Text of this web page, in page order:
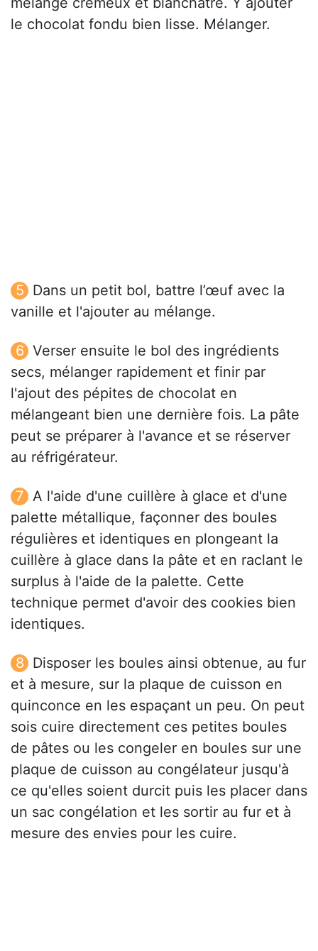
le chocolat fondu bien lisse. Mélanger.
Dans un petit bol, battre l’œuf avec la
vanille et l'ajouter au mélange.
Verser ensuite le bol des ingrédients
secs, mélanger rapidement et finir par
l'ajout des pépites de chocolat en
mélangeant bien une dernière fois. La pâte
peut se préparer à l'avance et se réserver
au réfrigérateur.
A l'aide d'une cuillère à glace et d'une
palette métallique, façonner des boules
régulières et identiques en plongeant la
cuillère à glace dans la pâte et en raclant le
surplus à l'aide de la palette. Cette
technique permet d'avoir des cookies bien
identiques.
Disposer les boules ainsi obtenue, au fur
et à mesure, sur la plaque de cuisson en
quinconce en les espaçant un peu. On peut
sois cuire directement ces petites boules
de pâtes ou les congeler en boules sur une
plaque de cuisson au congélateur jusqu'à
ce qu'elles soient durcit puis les placer dans
un sac congélation et les sortir au fur et à
mesure des envies pour les cuire.